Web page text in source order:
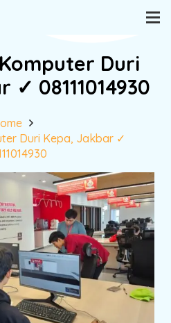
Duri
✓ 08111014930
Duri Kepa, Jakbar ✓